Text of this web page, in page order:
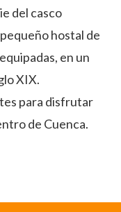
del casco
hostal de
en un
XIX.
para disfrutar
de Cuenca.